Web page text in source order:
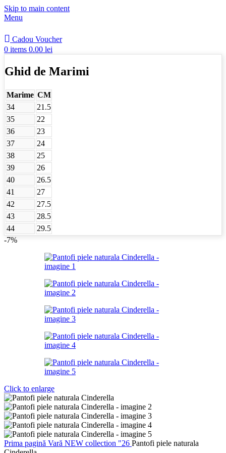
Skip to main content
Menu
Cadou Voucher
0 items 0.00 lei
Ghid de Marimi
Marime CM
34
21.5
35
22
36
23
37
24
38
25
39
26
40
26.5
41
27
42
27.5
43
28.5
44
29.5
-7%
Click to enlarge
Prima pagină Vară NEW collection "26 Pantofi piele naturala